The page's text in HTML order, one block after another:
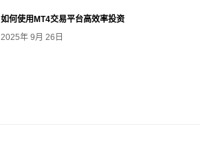
如何使用MT4交易平台高效率投资
2025年 9月 26日